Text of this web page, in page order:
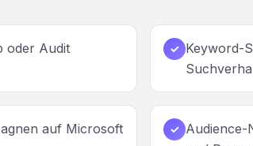
oder Audit
✓ Keyword-
auf Microsoft
✓ Audience-